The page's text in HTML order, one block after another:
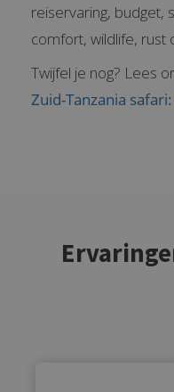
reiservaring, budget,
comfort, wildlife, rust
Twijfel je nog? Lees
Zuid-Tanzania